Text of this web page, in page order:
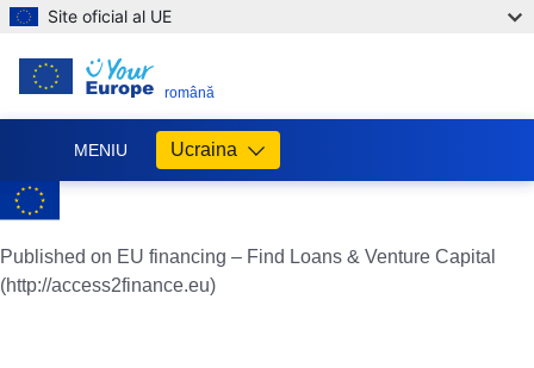
Site oficial al UE
română
MENIU Ucraina
Україні
Published on EU financing – Find Loans & Venture Capital
(http://access2finance.eu)